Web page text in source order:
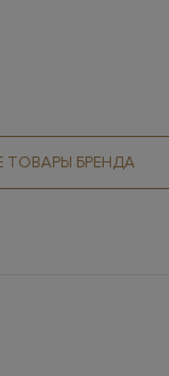
ТОВАРЫ БРЕНДА